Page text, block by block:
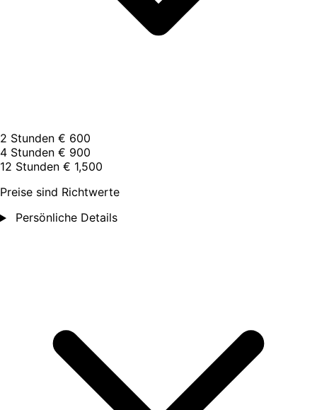
2 Stunden € 600
4 Stunden € 900
12 Stunden € 1,500
Preise sind Richtwerte
Persönliche Details